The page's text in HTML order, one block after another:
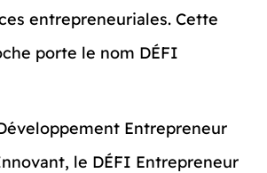
entrepreneuriales. Cette
porte le nom DÉFI
Entrepreneur
le DÉFI Entrepreneur